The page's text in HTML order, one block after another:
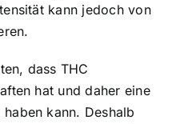
kann jedoch von
dass THC
hat und daher eine
kann. Deshalb